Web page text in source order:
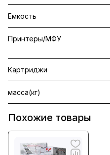
Емкость
Принтеры/МФУ
Картриджи
масса(кг)
Похожие товары